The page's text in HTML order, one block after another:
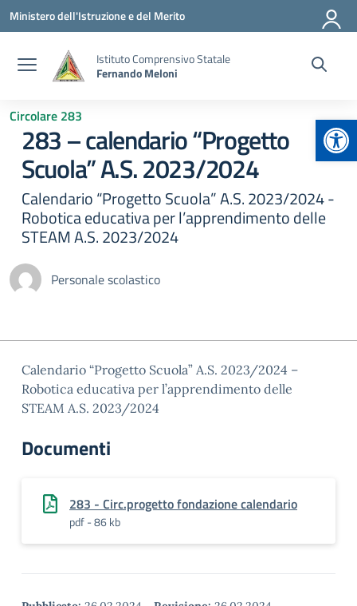
Vai ai contenuti
Vai al menu di navigazione
Vai al footer
Ministero dell'Istruzione e del Merito
Istituto Comprensivo Statale
Fernando Meloni
Circolare 283
283 – calendario “Progetto
Scuola” A.S. 2023/2024
Calendario “Progetto Scuola” A.S. 2023/2024 -
Robotica educativa per l’apprendimento delle
STEAM A.S. 2023/2024
Personale scolastico
Calendario “Progetto Scuola” A.S. 2023/2024 –
Robotica educativa per l’apprendimento delle
STEAM A.S. 2023/2024
Documenti
283 - Circ.progetto fondazione calendario
pdf - 86 kb